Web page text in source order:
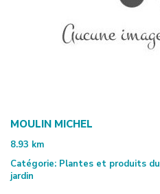
MOULIN MICHEL
8.93 km
Catégorie: Plantes et produits du
jardin